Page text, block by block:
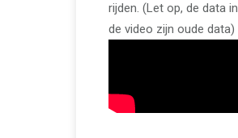
rijden. (Let op, de data in
de video zijn oude data)